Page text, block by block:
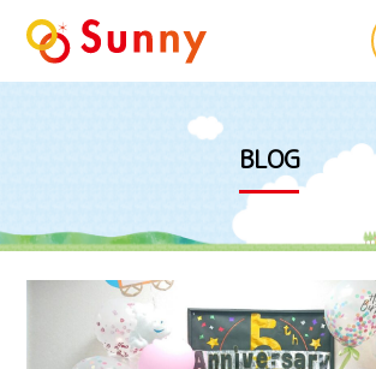
BLOG